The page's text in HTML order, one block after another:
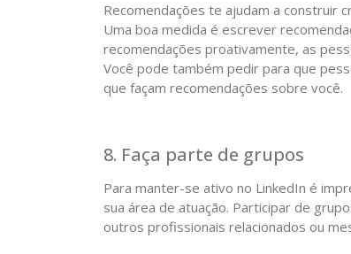
Recomendações te ajudam a construir
Uma boa medida é escrever
recomendações proativamente, as
Você pode também pedir para que
que façam recomendações sobre você.
8. Faça parte de grupos
Para manter-se ativo no LinkedIn é
sua área de atuação. Participar de
outros profissionais relacionados ou